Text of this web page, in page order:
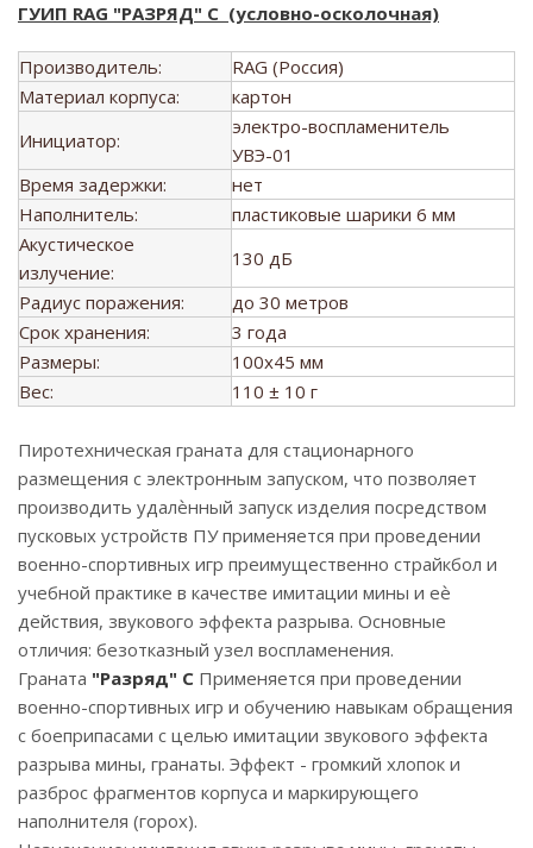
ГУИП RAG "РАЗРЯД" С (условно-осколочная)
Производитель:
RAG (Россия)
Материал корпуса:
картон
Инициатор:
электро-воспламенитель
УВЭ-01
Время задержки:
нет
Наполнитель:
пластиковые шарики 6 мм
Акустическое
излучение:
130 дБ
Радиус поражения:
до 30 метров
Срок хранения:
3 года
Размеры:
100x45 мм
Вес:
110 ± 10 г
Пиротехническая граната для стационарного
размещения с электронным запуском, что позволяет
производить удалѐнный запуск изделия посредством
пусковых устройств ПУ применяется при проведении
военно-спортивных игр преимущественно страйкбол и
учебной практике в качестве имитации мины и еѐ
действия, звукового эффекта разрыва. Основные
отличия: безотказный узел воспламенения.
Граната "Разряд" С Применяется при проведении
военно-спортивных игр и обучению навыкам обращения
с боеприпасами с целью имитации звукового эффекта
разрыва мины, гранаты. Эффект - громкий хлопок и
разброс фрагментов корпуса и маркирующего
наполнителя (горох).